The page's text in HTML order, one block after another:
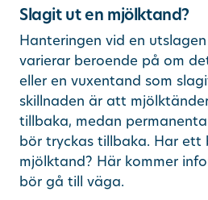
other languages
Slagit ut en mjölktand?
Hanteringen vid en
varierar beroende på om
eller en vuxentand som
skillnaden är att
tillbaka, medan
bör tryckas tillbaka. Har ett
mjölktand? Här kommer
bör gå till väga.